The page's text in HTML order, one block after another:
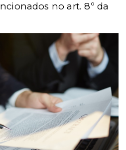
no art. 8º da